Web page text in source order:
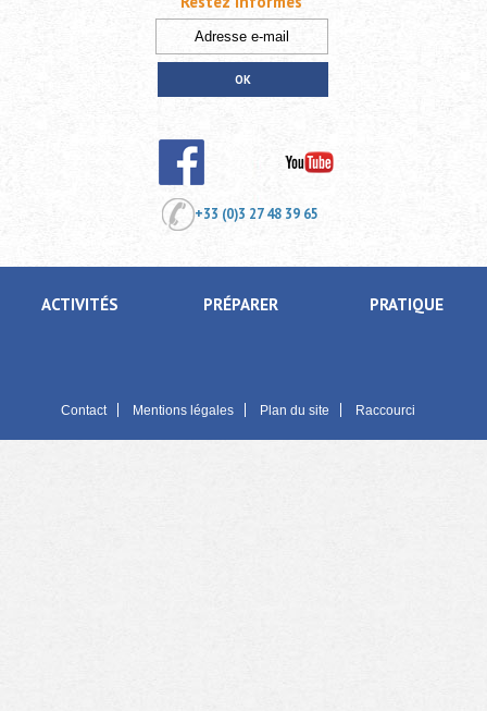
+33 (0)3 27 48 39 65
ACTIVITÉS PRÉPARER PRATIQUE
Contact Mentions légales Plan du site Raccourci